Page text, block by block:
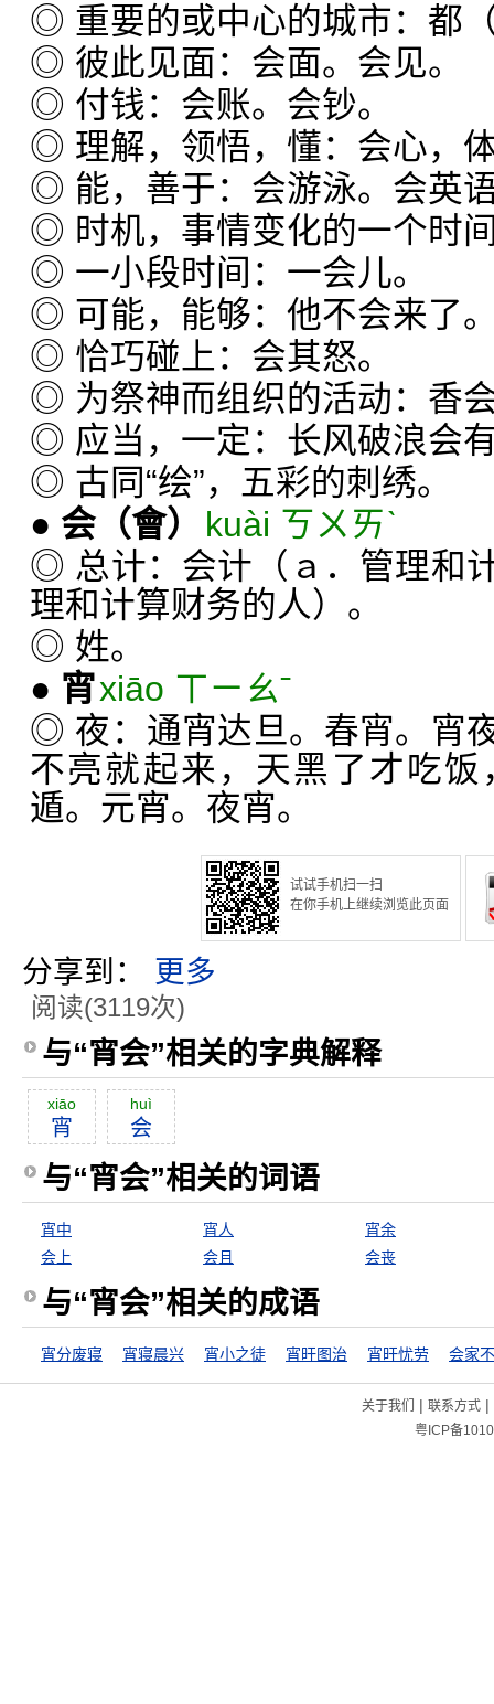
◎ 重要的或中心的城市：都
◎ 彼此见面：会面。会见。
◎ 付钱：会账。会钞。
◎ 理解，领悟，懂：会心，
◎ 能，善于：会游泳。会英
◎ 时机，事情变化的一个时
◎ 一小段时间：一会儿。
◎ 可能，能够：他不会来了
◎ 恰巧碰上：会其怒。
◎ 为祭神而组织的活动：香
◎ 应当，一定：长风破浪会
◎ 古同“绘”，五彩的刺绣。
● 会（會）
kuài ㄎㄨㄞˋ
◎ 总计：会计（ａ．管理和
理和计算财务的人）。
◎ 姓。
● 宵xiāo ㄒㄧㄠˉ
◎ 夜：通宵达旦。春宵。宵
不亮就起来，天黑了才吃
遁。元宵。夜宵。
试试手机扫一扫
在你手机上继续浏览此页面
分享到： 更多
阅读(3119次)
与“宵会”相关的字典解释
xiāo
宵
huì
会
与“宵会”相关的词语
宵中 宵人
宵余
会上
会且 会丧
与“宵会”相关的成语
宵分废寝 宵寝晨兴 宵小之徒 宵旰图治 宵旰忧劳 会家
关于我们 | 联系方式|
粤ICP备